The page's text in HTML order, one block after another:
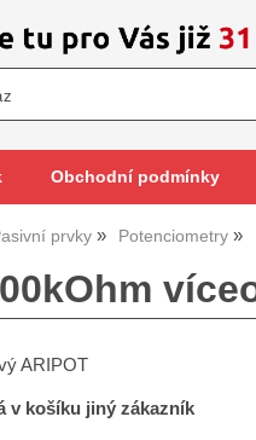
Obchodní podmínky
prvky Potenciometry
ARIPOT
v košíku jiný zákazník